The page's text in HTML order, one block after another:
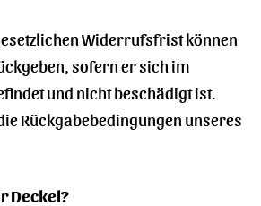
Widerrufsfrist können
sofern er sich im
und nicht beschädigt ist.
Rückgabebedingungen unseres
Deckel?